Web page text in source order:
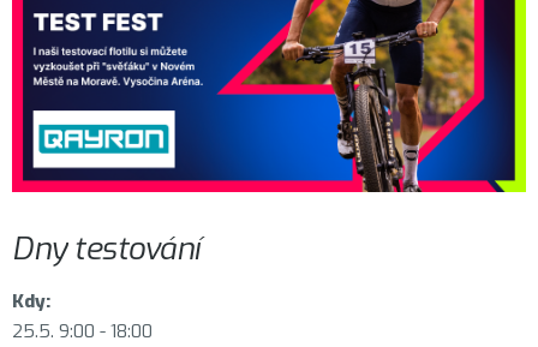
Dny testování
Kdy:
25.5. 9:00 - 18:00